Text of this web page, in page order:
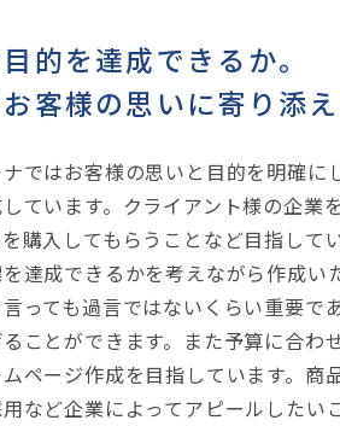
的を達成できるか。
客様の思いに寄り添え
ではお客様の思いと目的を明確に
ています。クライアント様の企業
購入してもらうことなど目指して
達成できるかを考えながら作成い
っても過言ではないくらい重要で
ことができます。また予算に合わ
ページ作成を目指しています。商
など企業によってアピールしたい